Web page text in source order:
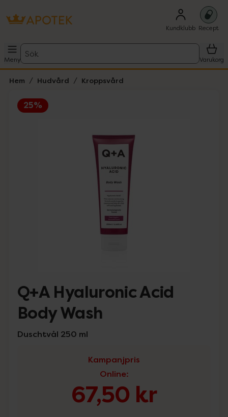
Kundklubb Recept
Meny
Sök
Varukorg
Hem Hudvård Kroppsvård
25%
Lista: . Innehåller 2 objekt.
Q+A Hyaluronic Acid
Body Wash
Duschtvål 250 ml
Kampanjpris
Online:
67,50 kr